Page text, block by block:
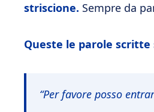
striscione. Sempre da
Queste le parole
“Per favore posso